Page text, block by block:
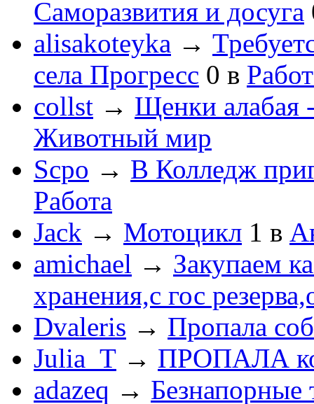
Саморазвития и досуга
alisakoteyka →
села Прогресс 0 в
collst → Щенки алабая
Животный мир
Scpo → В Колледж
Работа
Jack → Мотоцикл 1 в
amichael → Закупаем
хранения,с гос
Dvaleris → Пропала
Julia_T → ПРОПАЛА
adazeq → Безнапорные